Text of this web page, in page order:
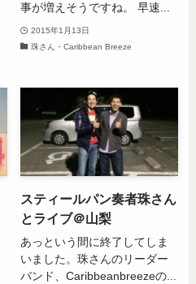
事が増えそうですね。 早速...
2015年1月13日
珠さん・Caribbean Breeze
スティールパン奏者珠さん
とライブ＠山梨
あっという間に終了してしま
いました。珠さんのリーダー
バンド、Caribbeanbreezeの...